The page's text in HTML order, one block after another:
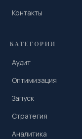
Контакты
КАТЕГОРИИ
Аудит
Оптимизация
Запуск
Стратегия
Аналитика